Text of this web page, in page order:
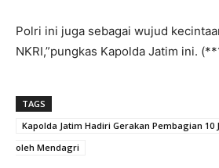
Polri ini juga sebagai wujud
NKRI,”pungkas Kapolda Jatim ini.
TAGS
Kapolda Jatim Hadiri Gerakan Pembagian 10
oleh Mendagri